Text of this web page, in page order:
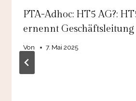
PTA-Adhoc: HT5 AG?:
ernennt Geschäftsleitung
Von 7. Mai 2025